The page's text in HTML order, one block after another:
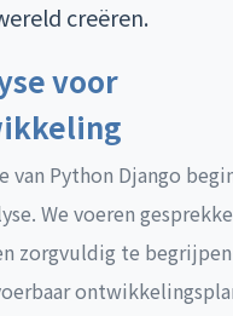
creëren.
voor
van Python Django
We voeren
zorgvuldig te